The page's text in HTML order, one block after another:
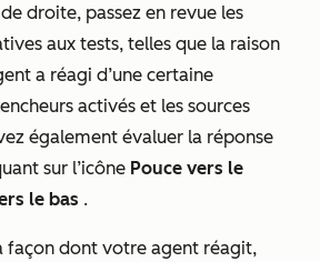
droite, passez en revue les
aux tests, telles que la raison
a réagi d’une certaine
activés et les sources
également évaluer la réponse
sur l’icône Pouce vers le
le bas .
façon dont votre agent réagit,